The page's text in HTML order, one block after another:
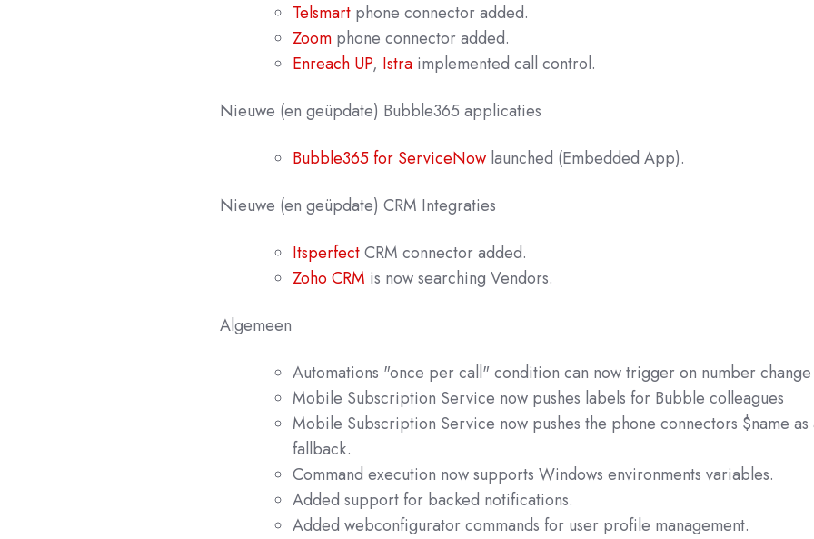
Telsmart phone connector added.
Zoom phone connector added.
Enreach UP, Istra implemented call control.
Nieuwe (en geüpdate) Bubble365applicaties
Bubble365 for ServiceNow launched (Embedded App).
Nieuwe (en geüpdate) CRM Integraties
ItsperfectCRM connector added.
Zoho CRM is now searching Vendors.
Algemeen
Automations "once per call" condition can now trigger on number change
Mobile Subscription Service now pushes labels for Bubble colleagues
Mobile Subscription Service now pushes the phone connectors $name as
fallback.
Command execution now supports Windows environments variables.
Added support for backed notifications.
Added webconfigurator commands for user profile management.